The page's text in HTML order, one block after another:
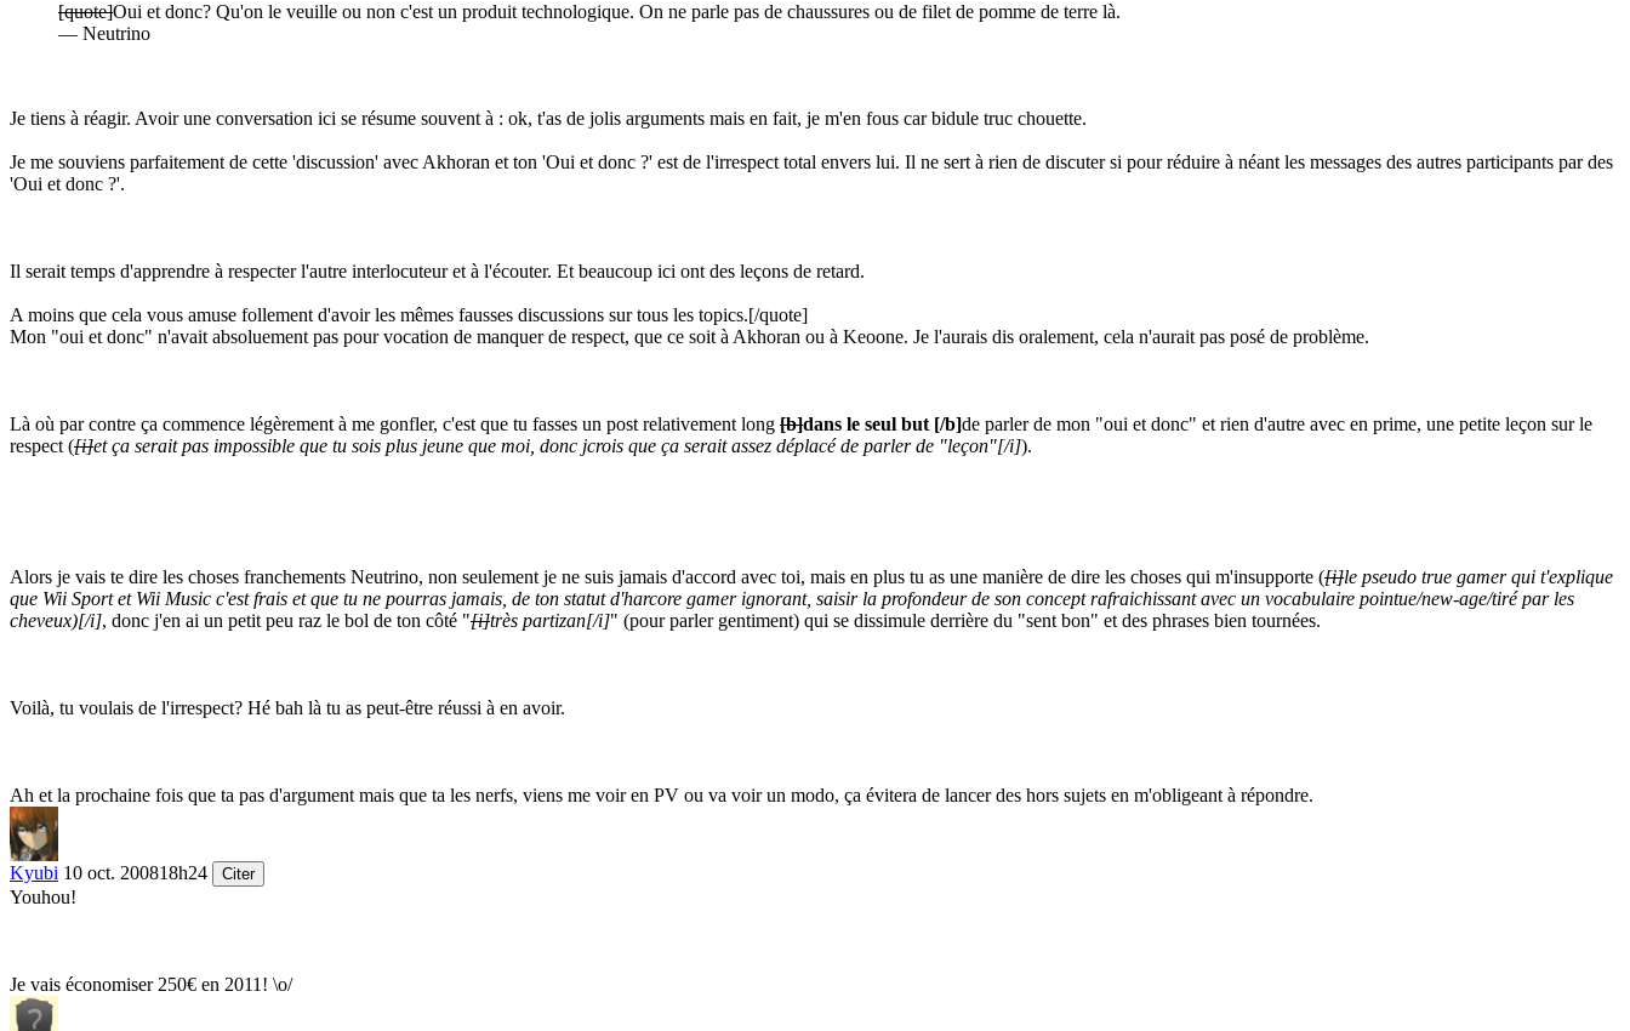
[quote]Oui et donc? Qu'on le veuille ou non c'est un produit technologique. On ne parle pas de chaussures ou de filet de pomme de terre là.
— Neutrino
Je tiens à réagir. Avoir une conversation ici se résume souvent à : ok, t'as de jolis arguments mais en fait, je m'en fous car bidule truc chouette.
Je me souviens parfaitement de cette 'discussion' avec Akhoran et ton 'Oui et donc ?' est de l'irrespect total envers lui. Il ne sert à rien de discuter si pour réduire à néant les messages des autres participants par des
'Oui et donc ?'.
Il serait temps d'apprendre à respecter l'autre interlocuteur et à l'écouter. Et beaucoup ici ont des leçons de retard.
A moins que cela vous amuse follement d'avoir les mêmes fausses discussions sur tous les topics.[/quote]
Mon "oui et donc" n'avait absoluement pas pour vocation de manquer de respect, que ce soit à Akhoran ou à Keoone. Je l'aurais dis oralement, cela n'aurait pas posé de problème.
Là où par contre ça commence légèrement à me gonfler, c'est que tu fasses un post relativement long [b]dans le seul but [/b]de parler de mon "oui et donc" et rien d'autre avec en prime, une petite leçon sur le
respect ([i]et ça serait pas impossible que tu sois plus jeune que moi, donc jcrois que ça serait assez déplacé de parler de "leçon"[/i]).
Alors je vais te dire les choses franchements Neutrino, non seulement je ne suis jamais d'accord avec toi, mais en plus tu as une manière de dire les choses qui m'insupporte ([i]le pseudo true gamer qui t'explique
que Wii Sport et Wii Music c'est frais et que tu ne pourras jamais, de ton statut d'harcore gamer ignorant, saisir la profondeur de son concept rafraichissant avec un vocabulaire pointue/new-age/tiré par les
cheveux)[/i], donc j'en ai un petit peu raz le bol de ton côté "[i]très partizan[/i]" (pour parler gentiment) qui se dissimule derrière du "sent bon" et des phrases bien tournées.
Voilà, tu voulais de l'irrespect? Hé bah là tu as peut-être réussi à en avoir.
Ah et la prochaine fois que ta pas d'argument mais que ta les nerfs, viens me voir en PV ou va voir un modo, ça évitera de lancer des hors sujets en m'obligeant à répondre.
Kyubi 10 oct. 200818h24 Citer
Youhou!
Je vais économiser 250€ en 2011! \o/